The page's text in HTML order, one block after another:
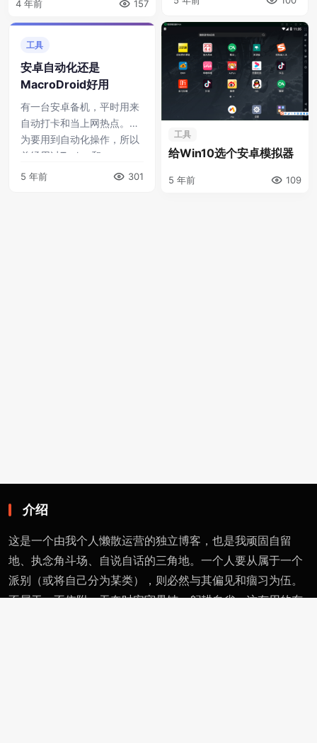
4 年前 157
本提示SD ...
工具
安卓自动化还是
MacroDroid好用
有一台安卓备机，平时用来
自动打卡和当上网热点。因
为要用到自动化操作，所以
曾经用过Tasker和
MacroDroid两款App。
5 年前 301
工具
给Win10选个安卓模拟器
5 年前 109
介绍
这是一个由我个人懒散运营的独立博客，也是我顽固自留
地、执念角斗场、自说自话的三角地。一个人要从属于一个
派别（或将自己分为某类），则必然与其偏见和痼习为伍。
不属于、不依附，无奈时安守愚钝，躬耕自省。这有用的东